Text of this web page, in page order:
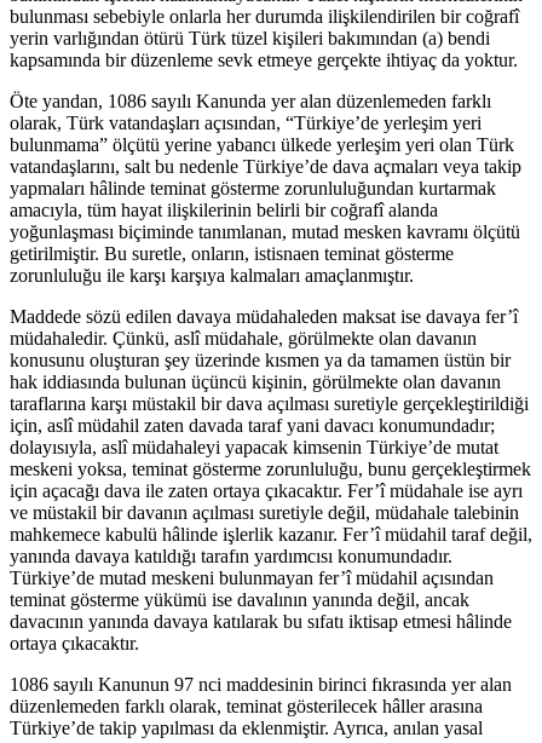
bulunması sebebiyle onlarla her durumda ilişkilendirilen bir coğrafî
yerin varlığından ötürü Türk tüzel kişileri bakımından (a) bendi
kapsamında bir düzenleme sevk etmeye gerçekte ihtiyaç da yoktur.
Öte yandan, 1086 sayılı Kanunda yer alan düzenlemeden farklı
olarak, Türk vatandaşları açısından, “Türkiye’de yerleşim yeri
bulunmama” ölçütü yerine yabancı ülkede yerleşim yeri olan Türk
vatandaşlarını, salt bu nedenle Türkiye’de dava açmaları veya takip
yapmaları hâlinde teminat gösterme zorunluluğundan kurtarmak
amacıyla, tüm hayat ilişkilerinin belirli bir coğrafî alanda
yoğunlaşması biçiminde tanımlanan, mutad mesken kavramı ölçütü
getirilmiştir. Bu suretle, onların, istisnaen teminat gösterme
zorunluluğu ile karşı karşıya kalmaları amaçlanmıştır.
Maddede sözü edilen davaya müdahaleden maksat ise davaya fer’î
müdahaledir. Çünkü, aslî müdahale, görülmekte olan davanın
konusunu oluşturan şey üzerinde kısmen ya da tamamen üstün bir
hak iddiasında bulunan üçüncü kişinin, görülmekte olan davanın
taraflarına karşı müstakil bir dava açılması suretiyle gerçekleştirildiği
için, aslî müdahil zaten davada taraf yani davacı konumundadır;
dolayısıyla, aslî müdahaleyi yapacak kimsenin Türkiye’de mutat
meskeni yoksa, teminat gösterme zorunluluğu, bunu gerçekleştirmek
için açacağı dava ile zaten ortaya çıkacaktır. Fer’î müdahale ise ayrı
ve müstakil bir davanın açılması suretiyle değil, müdahale talebinin
mahkemece kabulü hâlinde işlerlik kazanır. Fer’î müdahil taraf değil,
yanında davaya katıldığı tarafın yardımcısı konumundadır.
Türkiye’de mutad meskeni bulunmayan fer’î müdahil açısından
teminat gösterme yükümü ise davalının yanında değil, ancak
davacının yanında davaya katılarak bu sıfatı iktisap etmesi hâlinde
ortaya çıkacaktır.
1086 sayılı Kanunun 97 nci maddesinin birinci fıkrasında yer alan
düzenlemeden farklı olarak, teminat gösterilecek hâller arasına
Türkiye’de takip yapılması da eklenmiştir. Ayrıca, anılan yasal